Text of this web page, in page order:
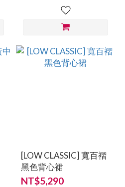
[LOW CLASSIC] 寬百褶
黑色背心裙
NT$5,290